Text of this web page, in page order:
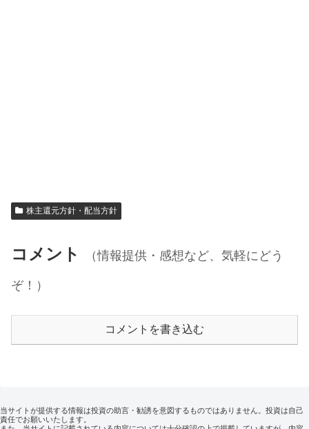
株主還元方針・配当方針
コメント
（情報提供・感想など、気軽にどう
ぞ！）
コメントを書き込む
当サイトが提供する情報は投資の助言・勧誘を意図するものではありません。投資は自己
責任でお願いいたします。